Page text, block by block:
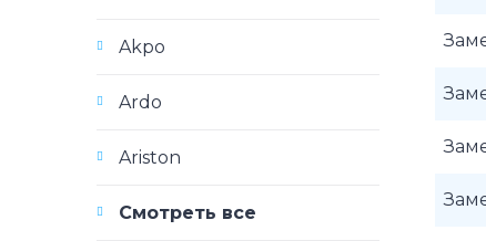
Akpo
Ardo
Ariston
Смотреть все